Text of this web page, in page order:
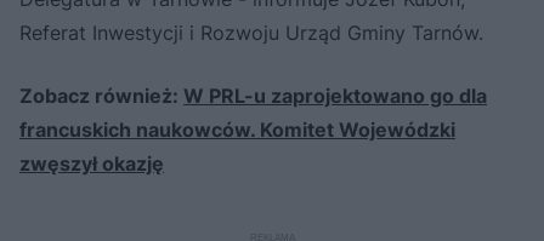
Referat Inwestycji i Rozwoju Urząd Gminy Tarnów.
Zobacz również: W PRL-u zaprojektowano go dla
francuskich naukowców. Komitet Wojewódzki
zwęszył okazję